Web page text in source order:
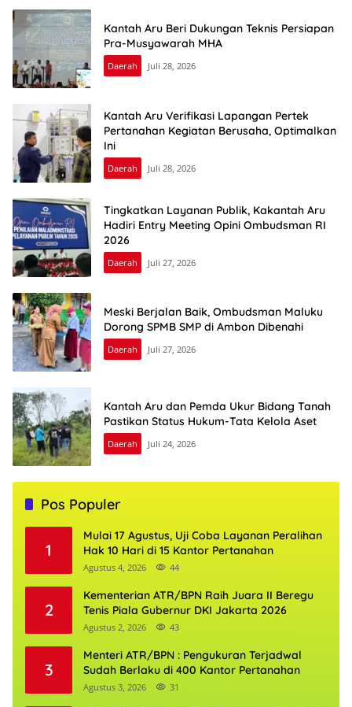
Kantah Aru Beri Dukungan Teknis Persiapan
Pra-Musyawarah MHA
Daerah Juli 28, 2026
Kantah Aru Verifikasi Lapangan Pertek
Pertanahan Kegiatan Berusaha, Optimalkan
Ini
Daerah Juli 28, 2026
Tingkatkan Layanan Publik, Kakantah Aru
Hadiri Entry Meeting Opini Ombudsman RI
2026
Daerah Juli 27, 2026
Meski Berjalan Baik, Ombudsman Maluku
Dorong SPMB SMP di Ambon Dibenahi
Daerah Juli 27, 2026
Kantah Aru dan Pemda Ukur Bidang Tanah
Pastikan Status Hukum-Tata Kelola Aset
Daerah Juli 24, 2026
Pos Populer
1
Mulai 17 Agustus, Uji Coba Layanan Peralihan
Hak 10 Hari di 15 Kantor Pertanahan
Agustus 4, 2026 44
2
Kementerian ATR/BPN Raih Juara II Beregu
Tenis Piala Gubernur DKI Jakarta 2026
Agustus 2, 2026 43
3
Menteri ATR/BPN : Pengukuran Terjadwal
Sudah Berlaku di 400 Kantor Pertanahan
Agustus 3, 2026 31